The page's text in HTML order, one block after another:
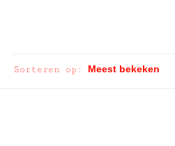
Sorteren op: